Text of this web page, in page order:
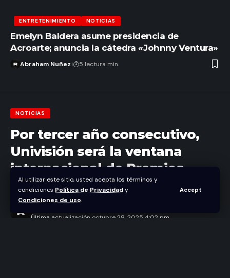
Al utilizar este sitio, usted acepta los términos y
condiciones Política de Privacidady
Condiciones de uso.
Accept
ENTRETENIMIENTO NOTICIAS
Emelyn Baldera asume presidencia de
Acroarte; anuncia la cátedra «Johnny Ventura»
Abraham Nuñez 5 lectura min.
NOTICIAS
Por tercer año consecutivo,
Univisión será la ventana
internacional de Premios
Soberano
Última actualización octubre 28, 2025 4:02 pm